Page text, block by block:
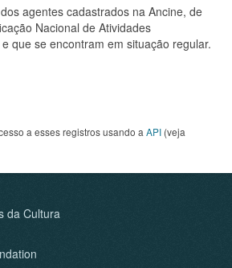
agentes cadastrados na Ancine, de
Nacional de Atividades
que se encontram em situação regular.
a esses registros usando a API (veja
da Cultura